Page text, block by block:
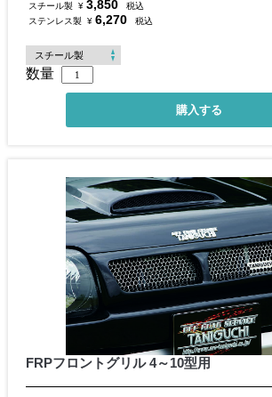
スチール製 ¥ 3,850
税込
ステンレス製 ¥ 6,270 税込
数量
FRPフロントグリル 4～10型用